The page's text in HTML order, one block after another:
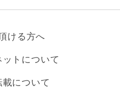
ける方へ
トについて
について